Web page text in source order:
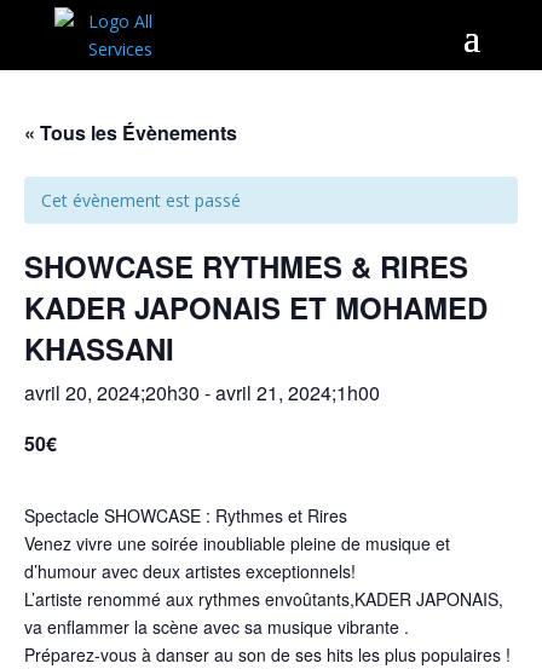
« Tous les Évènements
Cet évènement est passé
SHOWCASE RYTHMES & RIRES
KADER JAPONAIS ET MOHAMED
KHASSANI
avril 20, 2024;20h30 -avril 21, 2024;1h00
50€
Spectacle SHOWCASE : Rythmes et Rires
Venez vivre une soirée inoubliable pleine de musique et
d’humour avec deux artistes exceptionnels!
L’artiste renommé aux rythmes envoûtants,KADER JAPONAIS,
va enflammer la scène avec sa musique vibrante .
Préparez-vous à danser au son de ses hits les plus populaires !